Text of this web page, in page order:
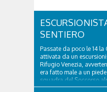
SENTIERO
Passate da poco le 14 la
attivata da un
Rifugio Venezia,
era fatto male a un
squadra del Soccorso
ha quindi raggiunto